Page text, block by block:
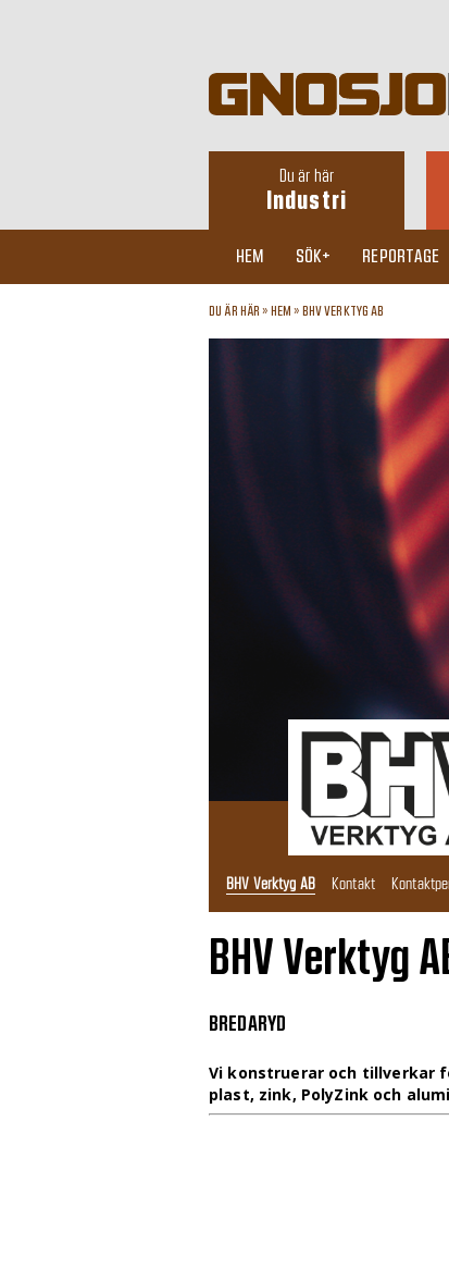
Du är här
Industri
HEM SÖK+ REPORTAGE
DU ÄR HÄR » HEM » BHV VERKTYG AB
BHV Verktyg AB Kontakt
BHV Verktyg
BREDARYD
Vi konstruerar och tillverkar
plast, zink, PolyZink och